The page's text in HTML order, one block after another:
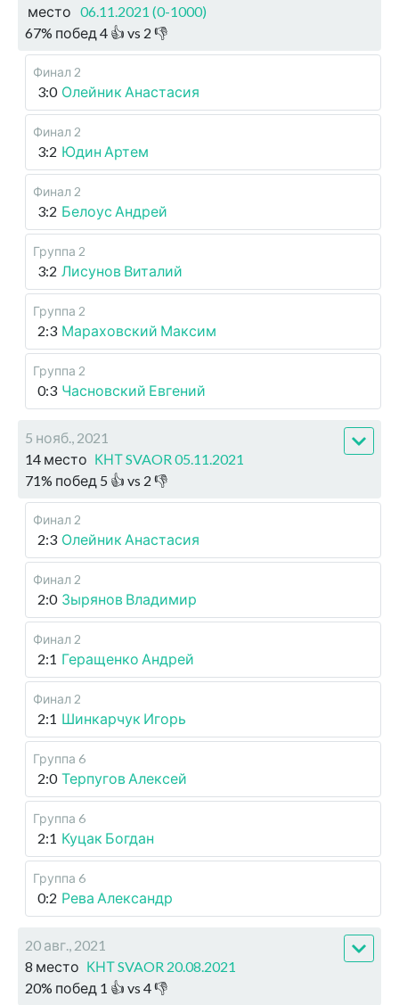
место 06.11.2021 (0-1000)
67% побед 4 👍 vs 2 👎
Финал 2
3:0 Олейник Анастасия
Финал 2
3:2 Юдин Артем
Финал 2
3:2 Белоус Андрей
Группа 2
3:2 Лисунов Виталий
Группа 2
2:3 Мараховский Максим
Группа 2
0:3 Часновский Евгений
5 нояб., 2021
14 место КНТ SVAOR 05.11.2021
71% побед 5 👍 vs 2 👎
Финал 2
2:3 Олейник Анастасия
Финал 2
2:0 Зырянов Владимир
Финал 2
2:1 Геращенко Андрей
Финал 2
2:1 Шинкарчук Игорь
Группа 6
2:0 Терпугов Алексей
Группа 6
2:1 Куцак Богдан
Группа 6
0:2 Рева Александр
20 авг., 2021
8 место КНТ SVAOR 20.08.2021
20% побед 1 👍 vs 4👎